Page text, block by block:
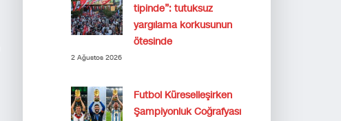
tipinde”: tutuksuz
yargılama korkusunun
ötesinde
2 Ağustos 2026
Futbol Küreselleşirken
Şampiyonluk Coğrafyası